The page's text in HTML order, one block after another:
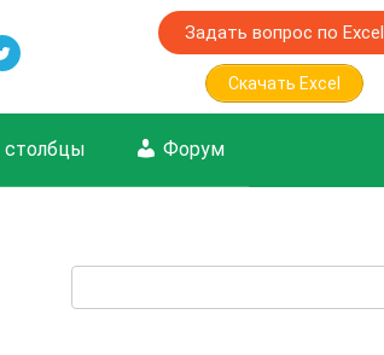
Задать вопрос по Excel
Скачать Excel
столбцы Форум